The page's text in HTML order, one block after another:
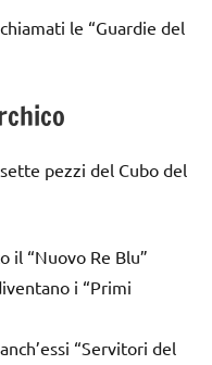
le “Guardie del
pezzi del Cubo del
il “Nuovo Re Blu”
i “Primi
“Servitori del